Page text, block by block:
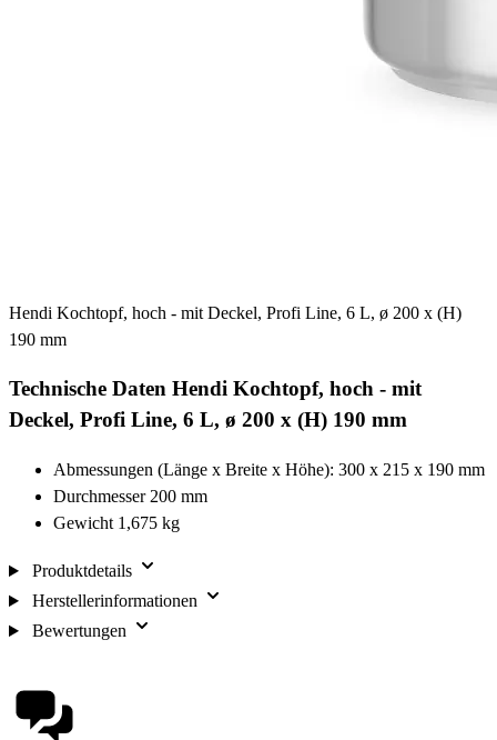
Hendi Kochtopf, hoch - mit Deckel, Profi Line, 6 L, ø 200 x (H)
190 mm
Technische Daten Hendi Kochtopf, hoch - mit
Deckel, Profi Line, 6 L, ø 200 x (H) 190 mm
Abmessungen (Länge x Breite x Höhe): 300 x 215 x 190 mm
Durchmesser 200 mm
Gewicht 1,675 kg
Produktdetails
Herstellerinformationen
Bewertungen